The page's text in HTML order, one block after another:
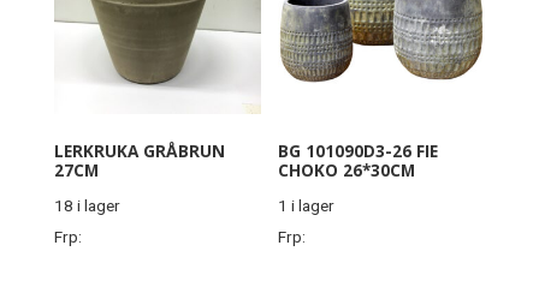
LERKRUKA GRÅBRUN
27CM
18 i lager
Frp:
BG 101090D3-26 FIE
CHOKO 26*30CM
1 i lager
Frp: